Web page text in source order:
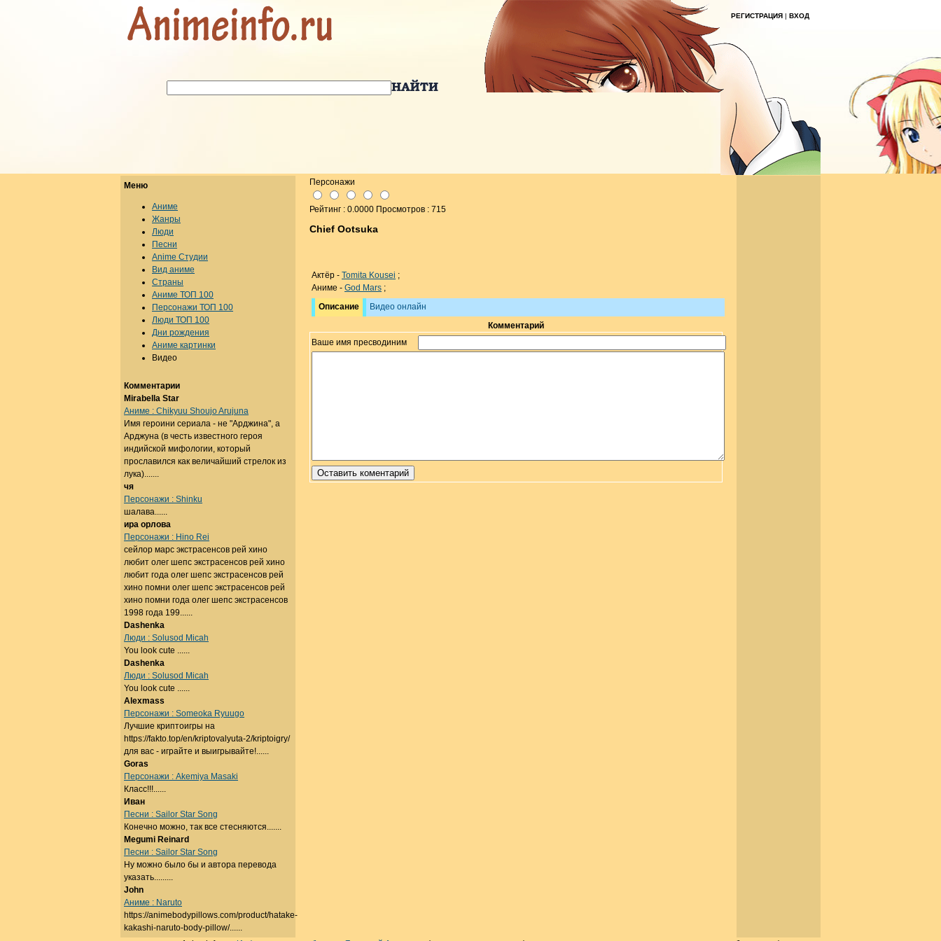
РЕГИСТРАЦИЯ | ВХОД
Персонажи
Рейтинг : 0.0000 Просмотров : 715
Chief Ootsuka
Актёр - Tomita Kousei ;
Аниме - God Mars ;
Описание
Видео онлайн
Комментарий
Ваше имя пресводиним
Меню
Аниме
Жанры
Люди
Песни
Anime Студии
Вид аниме
Страны
Аниме ТОП 100
Персонажи ТОП 100
Люди ТОП 100
Дни рождения
Аниме картинки
Видео
Комментарии
Mirabella Star
Аниме : Chikyuu Shoujo Arujuna
Имя героини сериала - не "Арджина", а
Арджуна (в честь известного героя
индийской мифологии, который
прославился как величайший стрелок из
лука).......
чя
Персонажи : Shinku
шалава......
ира орлова
Персонажи : Hino Rei
сейлор марс экстрасенсов рей хино
любит олег шепс экстрасенсов рей хино
любит года олег шепс экстрасенсов рей
хино помни олег шепс экстрасенсов рей
хино помни года олег шепс экстрасенсов
1998 года 199......
Dashenka
Люди : Solusod Micah
You look cute ......
Dashenka
Люди : Solusod Micah
You look cute ......
Alexmass
Персонажи : Someoka Ryuugo
Лучшие криптоигры на
https://fakto.top/en/kriptovalyuta-2/kriptoigry/
для вас - играйте и выигрывайте!......
Goras
Персонажи : Akemiya Masaki
Класс!!!......
Иван
Песни : Sailor Star Song
Конечно можно, так все стесняются.......
Megumi Reinard
Песни : Sailor Star Song
Ну можно было бы и автора перевода
указать.........
John
Аниме : Naruto
https://animebodypillows.com/product/hatake-
kakashi-naruto-body-pillow/......